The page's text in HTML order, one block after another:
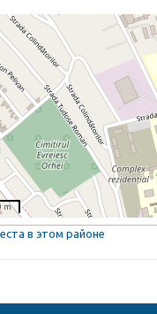
m
в этом районе